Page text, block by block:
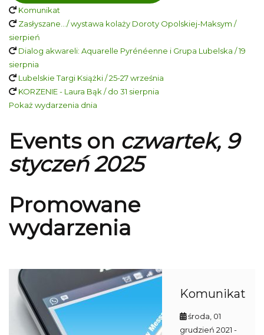
Komunikat
Zasłyszane…/ wystawa kolaży Doroty Opolskiej-Maksym /
sierpień
Dialog akwareli: Aquarelle Pyrénéenne i Grupa Lubelska / 19
sierpnia
Lubelskie Targi Książki / 25-27 września
KORZENIE - Laura Bąk / do 31 sierpnia
Pokaż wydarzenia dnia
Events on czwartek, 9
styczeń 2025
Promowane
wydarzenia
Komunikat
środa, 01
grudzień 2021 -